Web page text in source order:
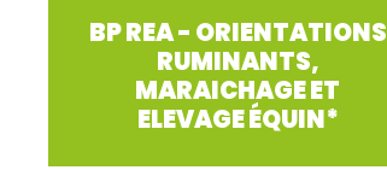
BP REA - ORIENTATIONS
RUMINANTS,
MARAICHAGE ET
ELEVAGE ÉQUIN*